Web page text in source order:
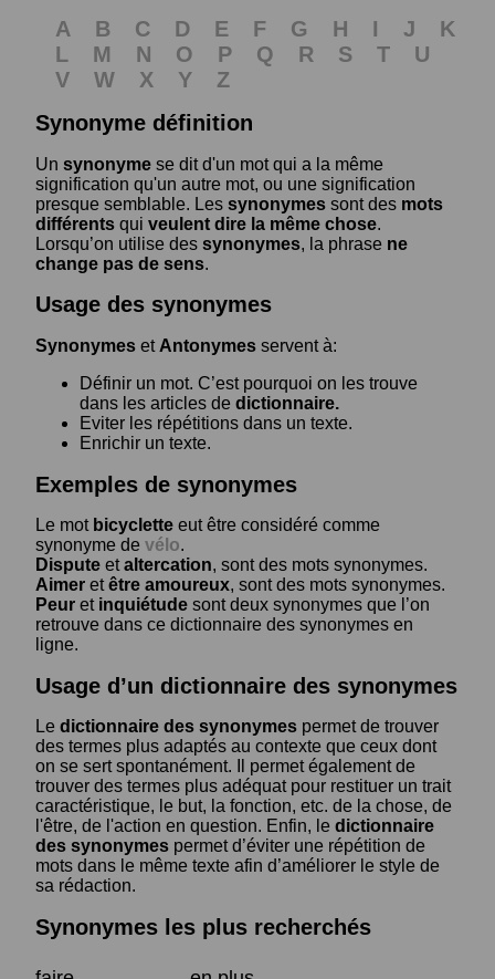
A B C D E F G H I J
K
L
M N O P Q R S T
U
V
W X Y
Z
Synonyme définition
Un synonyme se dit d'un mot qui a la même
signification qu'un autre mot, ou une signification
presque semblable. Les synonymes sont des mots
différents qui veulent dire la même chose.
Lorsqu’on utilise des synonymes, la phrase ne
change pas de sens.
Usage des synonymes
Synonymes et Antonymes servent à:
Définir un mot. C’est pourquoi on les trouve
dans les articles de dictionnaire.
Eviter les répétitions dans un texte.
Enrichir un texte.
Exemples de synonymes
Le mot bicyclette eut être considéré comme
synonyme de vélo.
Dispute etaltercation, sont des mots synonymes.
Aimer etêtre amoureux, sont des mots synonymes.
Peur et inquiétude sont deux synonymes que l’on
retrouve dans ce dictionnaire des synonymes en
ligne.
Usage d’un dictionnaire des synonymes
Le dictionnaire des synonymes permet de trouver
des termes plus adaptés au contexte que ceux dont
on se sert spontanément. Il permet également de
trouver des termes plus adéquat pour restituer un trait
caractéristique, le but, la fonction, etc. de la chose, de
l'être, de l'action en question. Enfin, le dictionnaire
des synonymes permet d’éviter une répétition de
mots dans le même texte afin d’améliorer le style de
sa rédaction.
Synonymes les plus recherchés